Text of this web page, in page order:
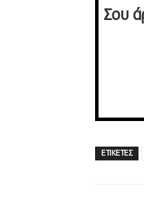
Σου
ΕΤΙΚΕΤΕΣ